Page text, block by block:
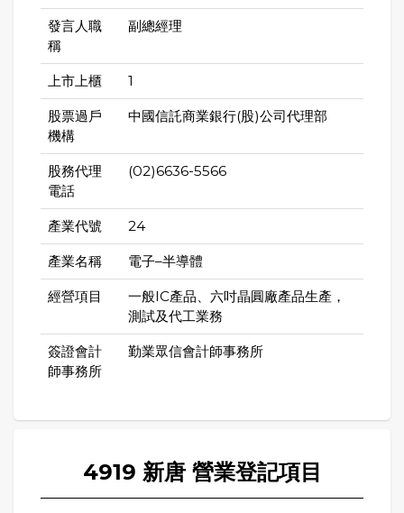
發言人職
稱
副總經理
上市上櫃 1
股票過戶
機構
中國信託商業銀行(股)公司代理部
股務代理
電話
(02)6636-5566
產業代號 24
產業名稱 電子–半導體
經營項目
一般IC產品、六吋晶圓廠產品生產，
測試及代工業務
簽證會計
師事務所
勤業眾信會計師事務所
4919 新唐 營業登記項目